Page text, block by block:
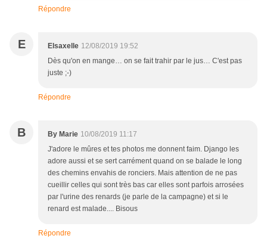
Répondre
E Elsaxelle 12/08/2019 19:52
Dès qu'on en mange… on se fait trahir par le jus… C'est pas
juste ;-)
Répondre
B By Marie 10/08/2019 11:17
J'adore le mûres et tes photos me donnent faim. Django les
adore aussi et se sert carrément quand on se balade le long
des chemins envahis de ronciers. Mais attention de ne pas
cueillir celles qui sont très bas car elles sont parfois arrosées
par l'urine des renards (je parle de la campagne) et si le
renard est malade.... Bisous
Répondre